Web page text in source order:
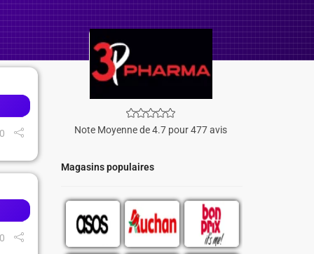
Note Moyenne de 4.7 pour 477 avis
Magasins populaires